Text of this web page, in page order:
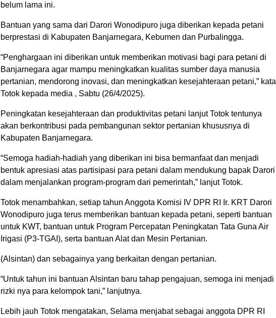
belum lama ini.
Bantuan yang sama dari Darori Wonodipuro juga diberikan kepada petani
berprestasi di Kabupaten Banjarnegara, Kebumen dan Purbalingga.
“Penghargaan ini diberikan untuk memberikan motivasi bagi para petani di
Banjarnegara agar mampu meningkatkan kualitas sumber daya manusia
pertanian, mendorong inovasi, dan meningkatkan kesejahteraan petani,” kata
Totok kepada media , Sabtu (26/4/2025).
Peningkatan kesejahteraan dan produktivitas petani lanjut Totok tentunya
akan berkontribusi pada pembangunan sektor pertanian khususnya di
Kabupaten Banjarnegara.
“Semoga hadiah-hadiah yang diberikan ini bisa bermanfaat dan menjadi
bentuk apresiasi atas partisipasi para petani dalam mendukung bapak Darori
dalam menjalankan program-program dari pemerintah,” lanjut Totok.
Totok menambahkan, setiap tahun Anggota Komisi IV DPR RI Ir. KRT Darori
Wonodipuro juga terus memberikan bantuan kepada petani, seperti bantuan
untuk KWT, bantuan untuk Program Percepatan Peningkatan Tata Guna Air
Irigasi (P3-TGAI), serta bantuan Alat dan Mesin Pertanian.
(Alsintan) dan sebagainya yang berkaitan dengan pertanian.
“Untuk tahun ini bantuan Alsintan baru tahap pengajuan, semoga ini menjadi
rizki nya para kelompok tani,” lanjutnya.
Lebih jauh Totok mengatakan, Selama menjabat sebagai anggota DPR RI